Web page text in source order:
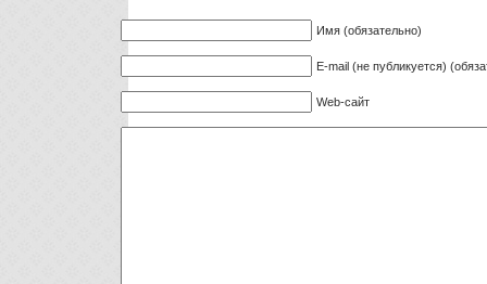
Имя (обязательно)
E-mail (не публикуется)
Web-сайт